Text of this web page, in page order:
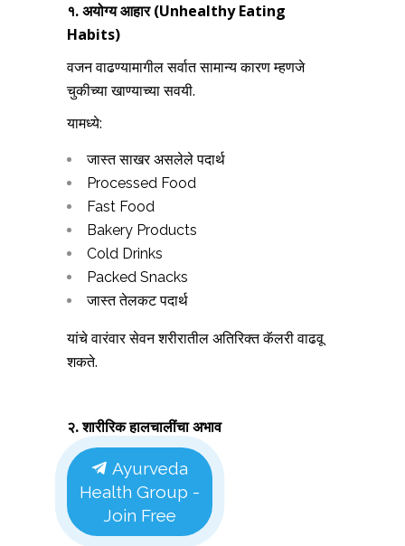
१. अयोग्य आहार (Unhealthy Eating
Habits)
वजन वाढण्यामागील सर्वात सामान्य कारण म्हणजे
चुकीच्या खाण्याच्या सवयी.
यामध्ये:
जास्त साखर असलेले पदार्थ
Processed Food
Fast Food
Bakery Products
Cold Drinks
Packed Snacks
जास्त तेलकट पदार्थ
यांचे वारंवार सेवन शरीरातील अतिरिक्त कॅलरी वाढवू
शकते.
२. शारीरिक हालचालींचा अभाव
Ayurveda
Health Group -
Join Free